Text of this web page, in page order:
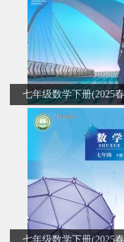
七年级数学下册(2025
七年级数学下册(2025